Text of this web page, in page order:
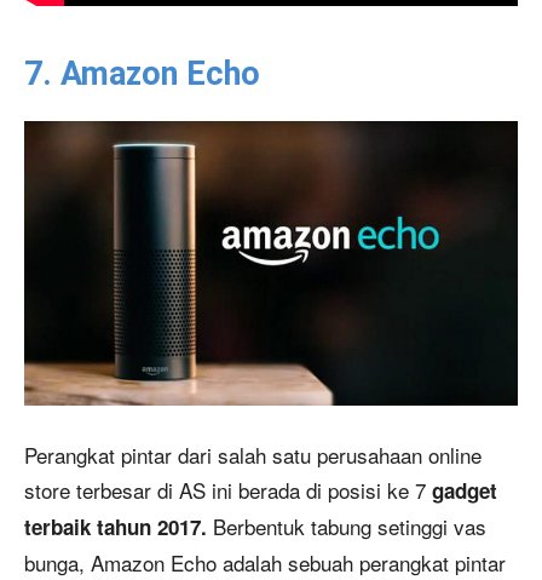
7. Amazon Echo
Perangkat pintar dari salah satu perusahaan online
store terbesar di AS ini berada di posisi ke 7 gadget
terbaik tahun 2017. Berbentuk tabung setinggi vas
bunga, Amazon Echo adalah sebuah perangkat pintar